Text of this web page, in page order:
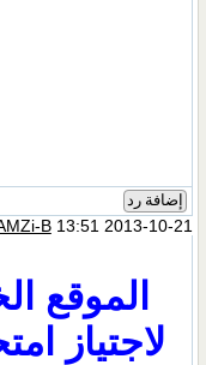
إضافة رد
B13:51 2013-10-21
الموقع
لاجتياز